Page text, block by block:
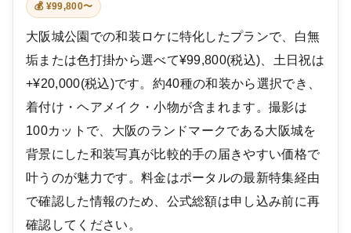
💰 ¥99,800〜
大阪城公園での和装ロケに特化したプランで、白無
垢または色打掛から選べて¥99,800(税込)、土日祝は
+¥20,000(税込)です。約40種の和装から選択でき、
着付け・ヘアメイク・小物が含まれます。撮影は
100カットで、大阪のランドマークである大阪城を
背景にした和装写真が比較的手の届きやすい価格で
叶うのが魅力です。料金はポータルの最新特集経由
で確認した情報のため、公式総額は申し込み前に再
確認してください。